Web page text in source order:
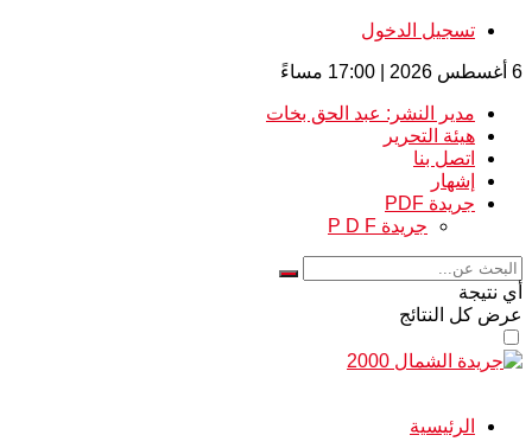
تسجيل الدخول
6 أغسطس 2026 | 17:00 مساءً
مدير النشر: عبد الحق بخات
هيئة التحرير
اتصل بنا
إشهار
جريدة PDF
جريدة P D F
أي نتيجة
عرض كل النتائج
الرئيسية